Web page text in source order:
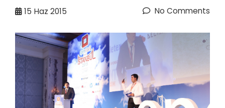
15 Haz 2015 No Comments